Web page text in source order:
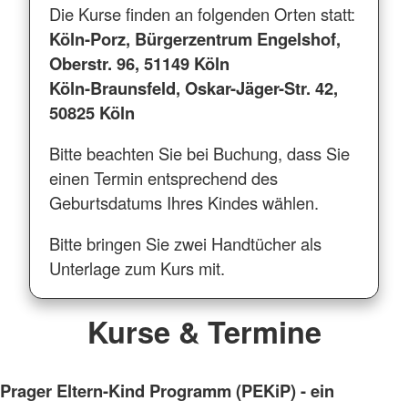
Die Kurse finden an folgenden Orten statt:
Köln-Porz, Bürgerzentrum Engelshof,
Oberstr. 96, 51149 Köln
Köln-Braunsfeld, Oskar-Jäger-Str. 42,
50825 Köln
Bitte beachten Sie bei Buchung, dass Sie
einen Termin entsprechend des
Geburtsdatums Ihres Kindes wählen.
Bitte bringen Sie zwei Handtücher als
Unterlage zum Kurs mit.
Kurse & Termine
Prager Eltern-Kind Programm (PEKiP) - ein